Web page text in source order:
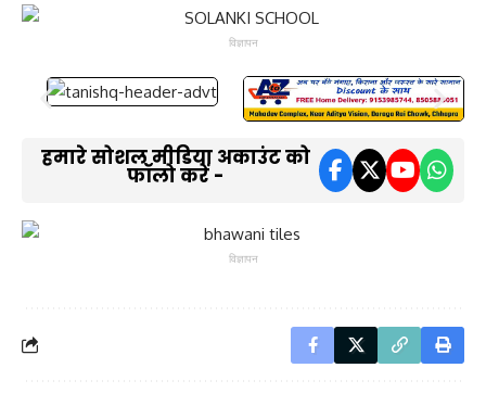
विज्ञापन
हमारे सोशल मीडिया अकाउंट को
फॉलो करें -
विज्ञापन